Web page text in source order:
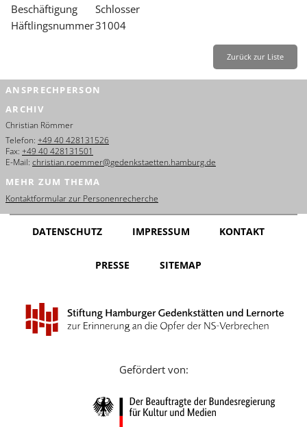
SERVICE
Français
Dansk
Español
Nederlands
Português
Русский
Leichte Sprache
Beschäftigung
Schlosser
Häftlingsnummer31004
Zurück zur Liste
ANSPRECHPERSON
ARCHIV
Christian Römmer
Telefon: +49 40 428131526
Fax: +49 40 428131501
E-Mail: christian.roemmer@gedenkstaetten.hamburg.de
MEHR ZUM THEMA
Kontaktformular zur Personenrecherche
DATENSCHUTZ IMPRESSUM KONTAKT
PRESSE SITEMAP
Gefördert von: